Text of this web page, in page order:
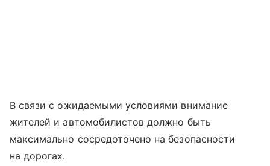
В связи с ожидаемыми условиями внимание
жителей и автомобилистов должно быть
максимально сосредоточено на безопасности
на дорогах.